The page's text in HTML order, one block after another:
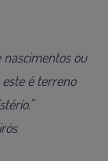
nascimentos ou
é terreno